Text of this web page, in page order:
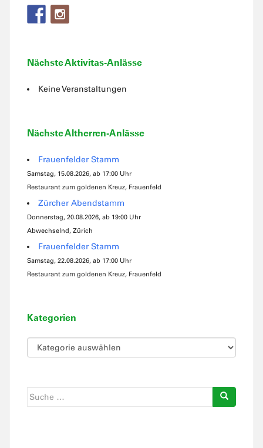
Nächste Aktivitas-Anlässe
Keine Veranstaltungen
Nächste Altherren-Anlässe
Frauenfelder Stamm
Samstag, 15.08.2026, ab 17:00 Uhr
Restaurant zum goldenen Kreuz, Frauenfeld
Zürcher Abendstamm
Donnerstag, 20.08.2026, ab 19:00 Uhr
Abwechselnd, Zürich
Frauenfelder Stamm
Samstag, 22.08.2026, ab 17:00 Uhr
Restaurant zum goldenen Kreuz, Frauenfeld
Kategorien
Kategorien
Suche